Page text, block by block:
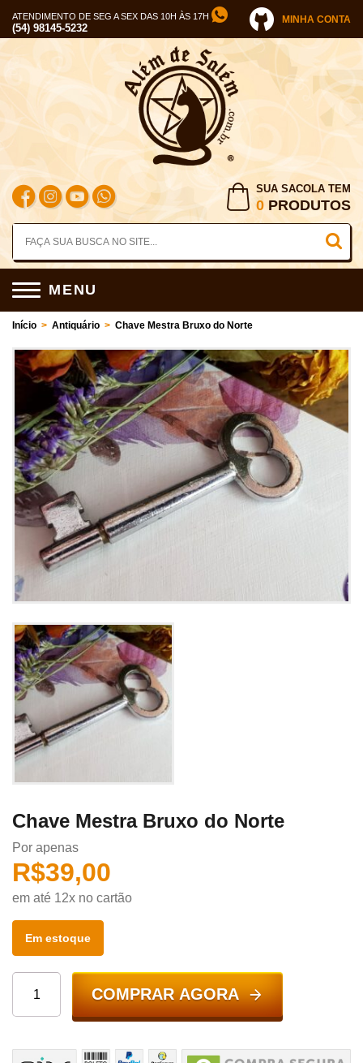
ATENDIMENTO DE SEG A SEX DAS 10H ÀS 17H
(54) 98145-5232
MINHA CONTA
SUA SACOLA TEM
0 PRODUTOS
MENU
Início > Antiquário > Chave Mestra Bruxo do Norte
Chave Mestra Bruxo do Norte
Por apenas
R$39,00
em até 12x no cartão
Em estoque
COMPRAR AGORA